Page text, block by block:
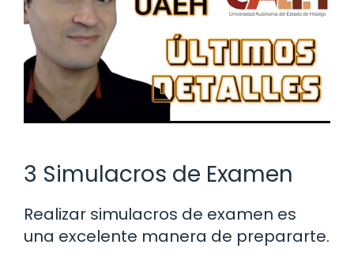
3 Simulacros de Examen
Realizar simulacros de examen es
una excelente manera de prepararte.